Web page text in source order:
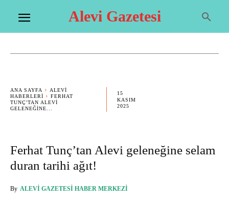
Alevi Gazetesi
ANA SAYFA
ALEVI
HABERLERI
FERHAT
TUNÇ'TAN ALEVI
GELENEĞINE...
15
KASIM
2025
Ferhat Tunç’tan Alevi geleneğine selam
duran tarihi ağıt!
By ALEVI GAZETESI HABER MERKEZI